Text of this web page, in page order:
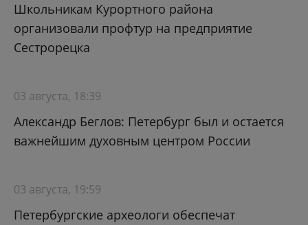
Школьникам Курортного района
организовали профтур на предприятие
Сестрорецка
03 августа, 18:39
Александр Беглов: Петербург был и остается
важнейшим духовным центром России
03 августа, 19:59
Петербургские археологи обеспечат